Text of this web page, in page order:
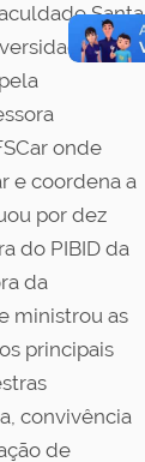
Santa
de
onde
e coordena a
por dez
do PIBID da
da
ministrou as
principais
convivência
de